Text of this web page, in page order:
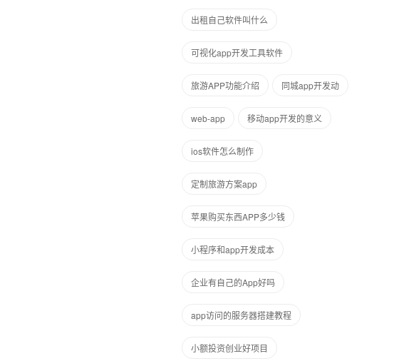
出租自己软件叫什么
可视化app开发工具软件
旅游APP功能介绍 同城app开发动
web-app 移动app开发的意义
ios软件怎么制作
定制旅游方案app
苹果购买东西APP多少钱
小程序和app开发成本
企业有自己的App好吗
app访问的服务器搭建教程
小额投资创业好项目